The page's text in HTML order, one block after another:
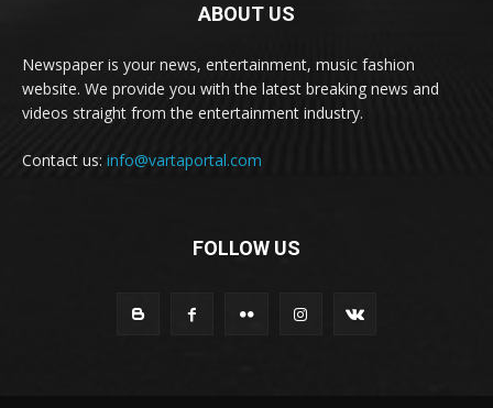
ABOUT US
Newspaper is your news, entertainment, music fashion
website. We provide you with the latest breaking news and
videos straight from the entertainment industry.
Contact us: info@vartaportal.com
FOLLOW US